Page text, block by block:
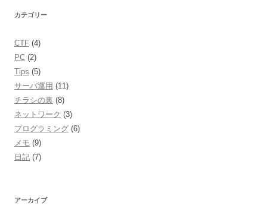
カテゴリー
CTF (4)
PC (2)
Tips (5)
サーバ運用 (11)
チラシの裏 (8)
ネットワーク (3)
プログラミング (6)
メモ (9)
日記 (7)
アーカイブ